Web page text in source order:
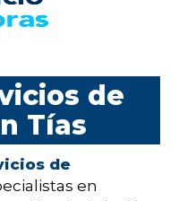
de
Tías
de
en